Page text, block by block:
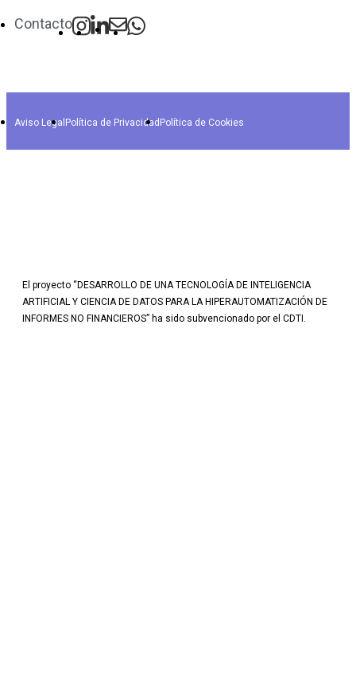
Contacto
Aviso Legal Política de Privacidad Política de Cookies
El proyecto “DESARROLLO DE UNA TECNOLOGÍA DE INTELIGENCIA
ARTIFICIAL Y CIENCIA DE DATOS PARA LA HIPERAUTOMATIZACIÓN DE
INFORMES NO FINANCIEROS” ha sido subvencionado por el CDTI.